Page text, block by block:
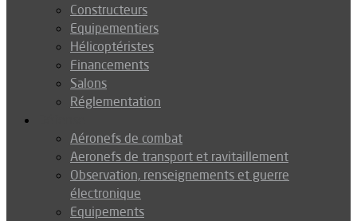
Constructeurs
Equipementiers
Hélicoptéristes
Financements
Salons
Réglementation
Aéronefs de combat
Aeronefs de transport et ravitaillement
Observation, renseignements et guerre
électronique
Equipements